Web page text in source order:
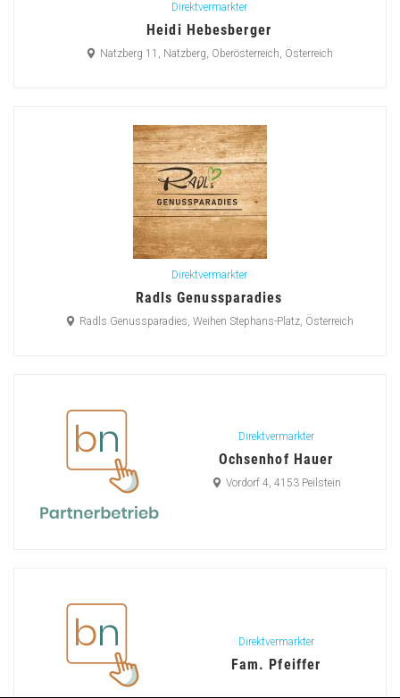
Direktvermarkter
Heidi Hebesberger
Natzberg 11, Natzberg, Oberösterreich, Österreich
Direktvermarkter
Radls Genussparadies
Radls Genussparadies, Weihen Stephans-Platz, Österreich
Direktvermarkter
Ochsenhof Hauer
Vordorf 4, 4153 Peilstein
Direktvermarkter
Fam. Pfeiffer